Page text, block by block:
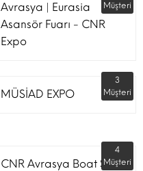
Avrasya | Eurasia
Asansör Fuarı - CNR
Expo
Müşteri
MÜSİAD EXPO
3
Müşteri
CNR Avrasya Boat Show
4
Müşteri